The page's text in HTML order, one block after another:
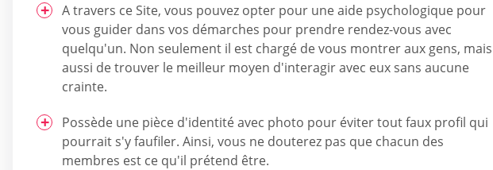
A travers ce Site, vous pouvez opter pour une aide psychologique pour
vous guider dans vos démarches pour prendre rendez-vous avec
quelqu'un. Non seulement il est chargé de vous montrer aux gens, mais
aussi de trouver le meilleur moyen d'interagir avec eux sans aucune
crainte.
Possède une pièce d'identité avec photo pour éviter tout faux profil qui
pourrait s'y faufiler. Ainsi, vous ne douterez pas que chacun des
membres est ce qu'il prétend être.